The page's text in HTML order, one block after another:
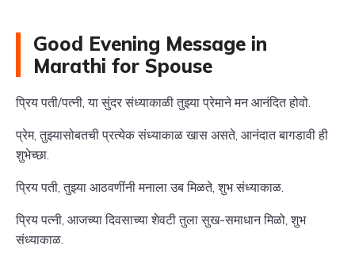
Good Evening Message in
Marathi for Spouse
प्रिय पती/पत्नी, या सुंदर संध्याकाळी तुझ्या प्रेमाने मन आनंदित होवो.
प्रेम, तुझ्यासोबतची प्रत्येक संध्याकाळ खास असते, आनंदात बागडावी ही
शुभेच्छा.
प्रिय पती, तुझ्या आठवणींनी मनाला उब मिळते, शुभ संध्याकाळ.
प्रिय पत्नी, आजच्या दिवसाच्या शेवटी तुला सुख-समाधान मिळो, शुभ
संध्याकाळ.